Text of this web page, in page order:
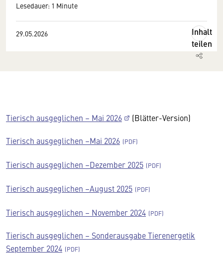
Lesedauer: 1 Minute
29.05.2026
Inhalt
teilen
Tierisch ausgeglichen – Mai 2026 (Blätter-Version)
Tierisch ausgeglichen –Mai 2026
Tierisch ausgeglichen –Dezember 2025
Tierisch ausgeglichen –August 2025
Tierisch ausgeglichen – November 2024
Tierisch ausgeglichen – Sonderausgabe Tierenergetik
September 2024